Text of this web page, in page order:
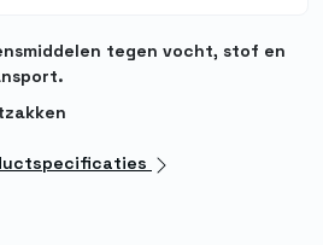
tegen vocht, stof en